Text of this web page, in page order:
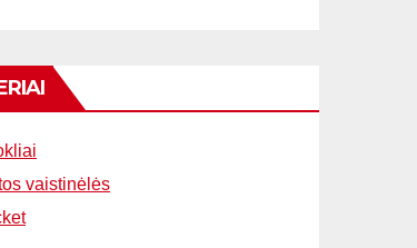
vaistinėlės